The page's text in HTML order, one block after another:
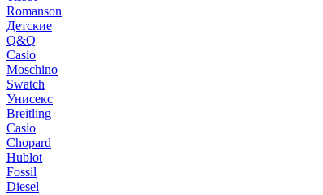
Romanson
Детские
Q&Q
Casio
Moschino
Swatch
Унисекс
Breitling
Casio
Chopard
Hublot
Fossil
Diesel